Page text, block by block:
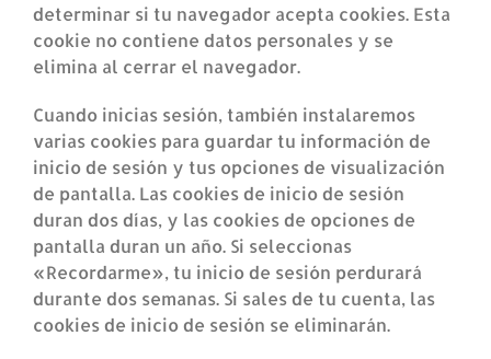
determinar si tu navegador acepta cookies. Esta
cookie no contiene datos personales y se
elimina al cerrar el navegador.
Cuando inicias sesión, también instalaremos
varias cookies para guardar tu información de
inicio de sesión y tus opciones de visualización
de pantalla. Las cookies de inicio de sesión
duran dos días, y las cookies de opciones de
pantalla duran un año. Si seleccionas
«Recordarme», tu inicio de sesión perdurará
durante dos semanas. Si sales de tu cuenta, las
cookies de inicio de sesión se eliminarán.